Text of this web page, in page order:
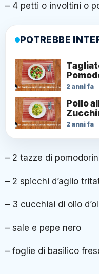
– 4 petti o involtini o
POTREBBE
2 anni fa
Pollo
2 anni fa
– 2 tazze di
– 2 spicchi d’aglio
– 3 cucchiai di olio
– sale e pepe nero
– foglie di basilico